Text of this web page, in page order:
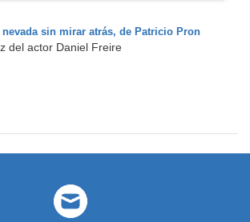
sin mirar atrás, de Patricio Pron
del actor Daniel Freire